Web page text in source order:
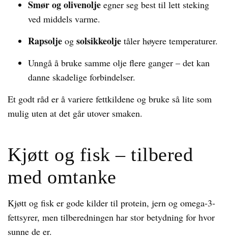
Smør og olivenolje egner seg best til lett steking
ved middels varme.
Rapsolje og solsikkeolje tåler høyere temperaturer.
Unngå å bruke samme olje flere ganger – det kan
danne skadelige forbindelser.
Et godt råd er å variere fettkildene og bruke så lite som
mulig uten at det går utover smaken.
Kjøtt og fisk – tilbered
med omtanke
Kjøtt og fisk er gode kilder til protein, jern og omega-3-
fettsyrer, men tilberedningen har stor betydning for hvor
sunne de er.